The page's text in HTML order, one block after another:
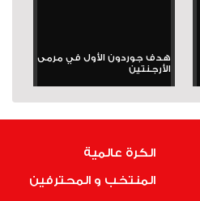
هدف جوردون الأول في مرمى
الأرجنتين
الكرة عالمية
المنتخب و المحترفين